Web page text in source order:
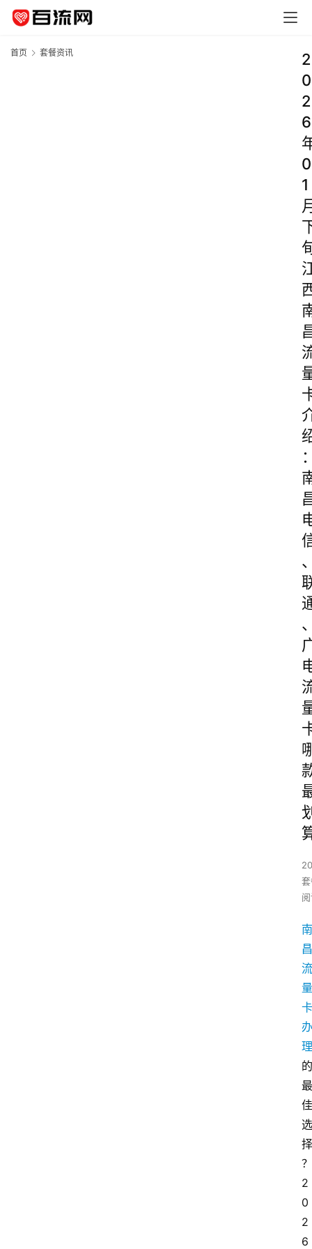
首页 套餐资讯
2
0
2
6
0
1
南
昌
流
量
卡
办
理
的
最
佳
选
择
？
2
0
2
6